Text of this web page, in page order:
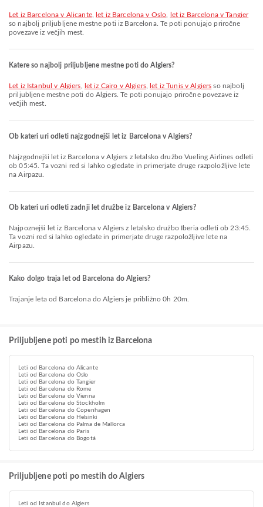
let iz Barcelona v Alicante, let iz Barcelona v Oslo
let iz Barcelona v Tangier
so najbolj priljubljene mestne poti iz Barcelona. Te poti ponujajo priročne
povezave iz večjih mest.
Katere so najbolj priljubljene mestne poti do Algiers?
let iz Istanbul v Algiers let iz Cairo v Algiers, let iz Tunis v Algiers so najbolj
priljubljene mestne poti do Algiers. Te poti ponujajo priročne povezave iz
večjih mest.
Ob kateri uri odleti najzgodnejši let iz Barcelona v Algiers?
Najzgodnejši let iz Barcelona v Algiers z letalsko družbo Vueling Airlines odleti
ob 05:45. Ta vozni red si lahko ogledate in primerjate druge razpoložljive lete
na Airpazu.
Ob kateri uri odleti zadnji let družbe iz Barcelona v Algiers?
Najpoznejši let iz Barcelona v Algiers z letalsko družbo Iberia odleti ob 23:45.
Ta vozni red si lahko ogledate in primerjate druge razpoložljive lete na
Airpazu.
Kako dolgo traja let od Barcelona do Algiers?
Trajanje leta od Barcelona do Algiers je približno 0h 20m.
Priljubljene poti po mestih iz Barcelona
Leti od Barcelona do Alicante
Leti od Barcelona do Oslo
Leti od Barcelona do Tangier
Leti od Barcelona do Rome
Leti od Barcelona do Vienna
Leti od Barcelona do Stockholm
Leti od Barcelona do Copenhagen
Leti od Barcelona do Helsinki
Leti od Barcelona do Palma de Mallorca
Leti od Barcelona do Paris
Leti od Barcelona do Bogotá
Priljubljene poti po mestih do Algiers
Leti od Istanbul do Algiers